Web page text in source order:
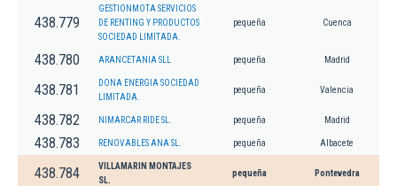
438.779
GESTIONMOTA SERVICIOS
DE RENTING Y PRODUCTOS
SOCIEDAD LIMITADA.
pequeña Cuenca
438.780 ARANCETANIA SLL pequeña Madrid
438.781
DONA ENERGIA SOCIEDAD
LIMITADA.
pequeña Valencia
438.782 NIMARCAR RIDE SL. pequeña Madrid
438.783 RENOVABLES ANA SL. pequeña Albacete
438.784
VILLAMARIN MONTAJES
SL.
pequeña Pontevedra